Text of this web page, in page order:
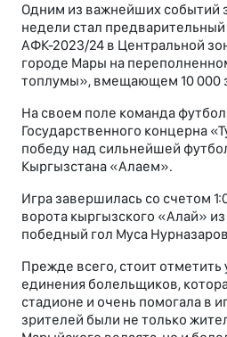
Одним из важнейших
недели стал
АФК-2023/24 в Центральной
городе Мары на
топлумы», вмещающем 10 000
На своем поле команда
Государственного концерна
победу над сильнейшей
Кыргызстана «Алаем».
Игра завершилась со счетом
ворота кыргызского «Алай»
победный гол Муса
Прежде всего, стоит
единения болельщиков,
стадионе и очень помогала в
зрителей были не только